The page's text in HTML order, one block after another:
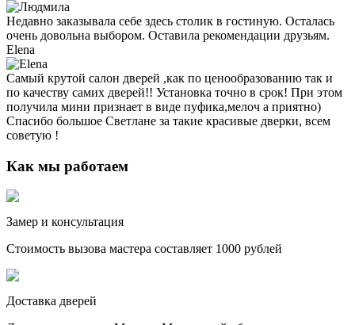
Недавно заказывала себе здесь столик в гостиную. Осталась
очень довольна выбором. Оставила рекомендации друзьям.
Elena
Самый крутой салон дверей ,как по ценообразованию так и
по качеству самих дверей!! Установка точно в срок! При этом
получила мини признает в виде пуфика,мелоч а приятно)
Спасибо большое Светлане за такие красивые дверки, всем
советую !
Как мы работаем
Замер и консультация
Стоимость вызова мастера составляет 1000 рублей
Доставка дверей